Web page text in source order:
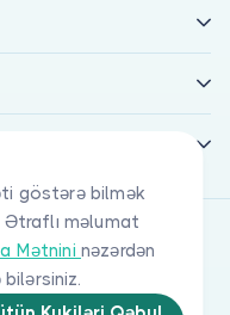
göstərə bilmək
Ətraflı məlumat
Mətnini nəzərdən